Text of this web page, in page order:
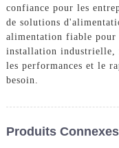
confiance pour les
de solutions
alimentation fiable
installation industrielle,
les performances et le
besoin.
Produits Connexes